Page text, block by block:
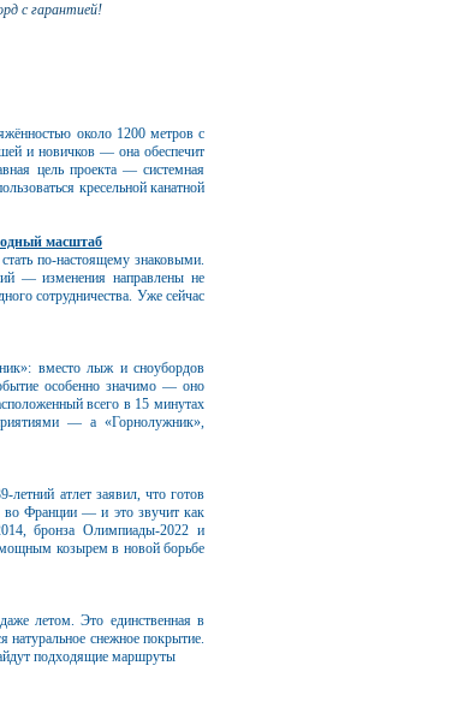
с гарантией!
около 1200 метров с
и новичков — она обеспечит
цель проекта — системная
кресельной канатной
масштаб
по-настоящему знаковыми.
— изменения направлены не
сотрудничества. Уже сейчас
вместо лыж и сноубордов
особенно значимо — оно
всего в 15 минутах
— а «Горнолужник»,
атлет заявил, что готов
во Франции — и это звучит как
бронза Олимпиады‑2022 и
мощным козырем в новой борьбе
летом. Это единственная в
натуральное снежное покрытие.
подходящие маршруты